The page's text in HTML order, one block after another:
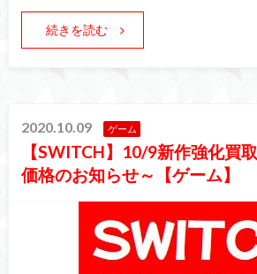
続きを読む
2020.10.09 ゲーム
【SWITCH】10/9新作強化買
価格のお知らせ～【ゲーム】